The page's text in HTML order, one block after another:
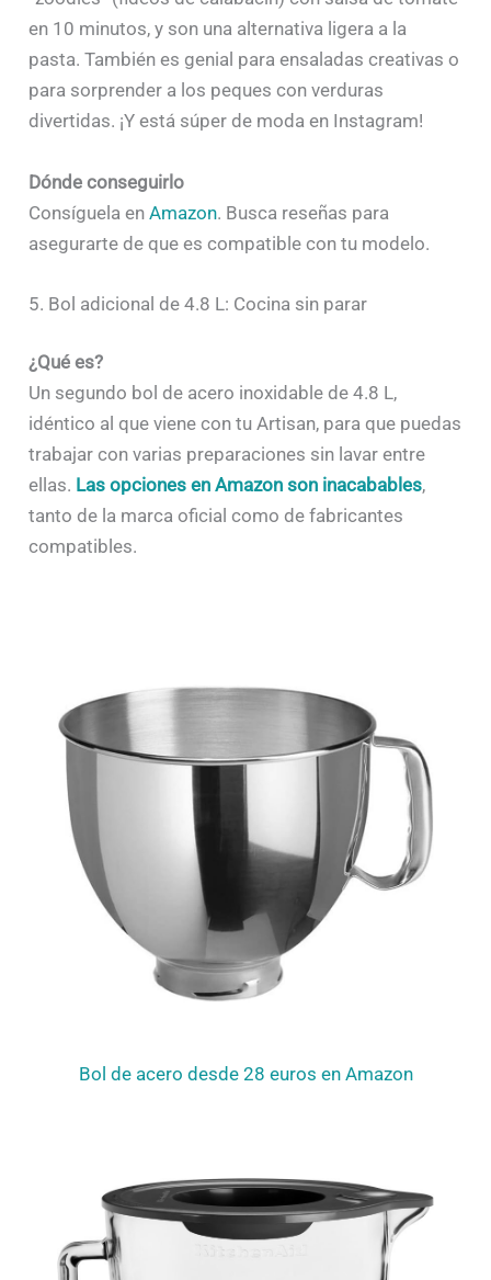
en 10 minutos, y son una alternativa ligera a la
pasta. También es genial para ensaladas creativas o
para sorprender a los peques con verduras
divertidas. ¡Y está súper de moda en Instagram!
Dónde conseguirlo
Consíguela enAmazon. Busca reseñas para
asegurarte de que es compatible con tu modelo.
5. Bol adicional de 4.8 L: Cocina sin parar
¿Qué es?
Un segundo bol de acero inoxidable de 4.8 L,
idéntico al que viene con tu Artisan, para que puedas
trabajar con varias preparaciones sin lavar entre
ellas. Las opciones en Amazon son inacabables,
tanto de la marca oficial como de fabricantes
compatibles.
Bol de acero desde 28 euros en Amazon